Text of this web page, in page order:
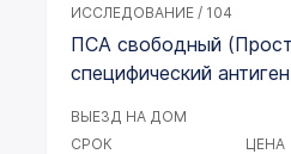
ИССЛЕДОВАНИЕ / 104
ПСА свободный
специфический
ВЫЕЗД НА ДОМ
СРОК
ЦЕНА